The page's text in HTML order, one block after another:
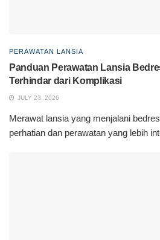
PERAWATAN LANSIA
Panduan Perawatan Lansia
Terhindar dari Komplikasi
JULY 23, 2026
Merawat lansia yang menjalani
perhatian dan perawatan yang lebih